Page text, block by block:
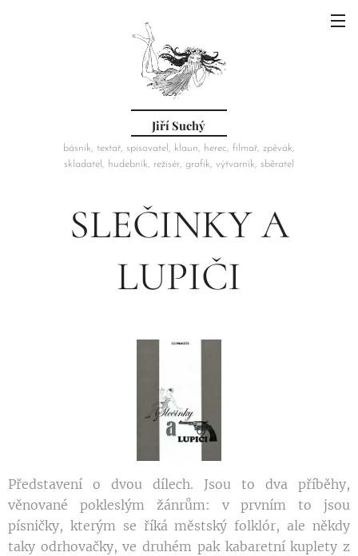
Jiří Suchý
básník, textař, spisovatel, klaun, herec, filmař, zpěvák,
skladatel, hudebník, režisér, grafik, výtvarník, sběratel
SLEČINKY A
LUPIČI
Představení o dvou dílech. Jsou to dva příběhy,
věnované pokleslým žánrům: v prvním to jsou
písničky, kterým se říká městský folklór, ale někdy
taky odrhovačky, ve druhém pak kabaretní kuplety z